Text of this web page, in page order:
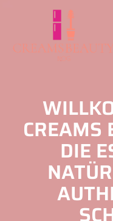
CREAMS
DIE